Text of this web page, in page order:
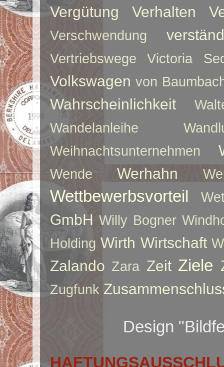
Vergütung Verhalten
Verschwendung
Vertriebswege Victoria
Volkswagen von
Wahrscheinlichkeit
Wandelanleihe
Weihnachtsunternehmen
Wende Werhahn
Wettbewerbsvorteil
GmbH Willy Bogner
Holding Wirth Wirtschaft
Zalando Zara Zeit Ziele
Zugfunk
Design